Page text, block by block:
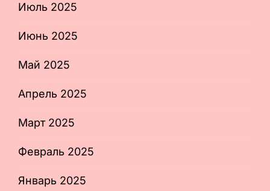
Июль 2025
Июнь 2025
Май 2025
Апрель 2025
Март 2025
Февраль 2025
Январь 2025